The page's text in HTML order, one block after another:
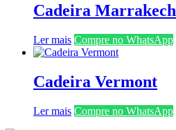
Cadeira Marrakech
Ler mais Compre no WhatsApp
Cadeira Vermont
Ler mais Compre no WhatsApp